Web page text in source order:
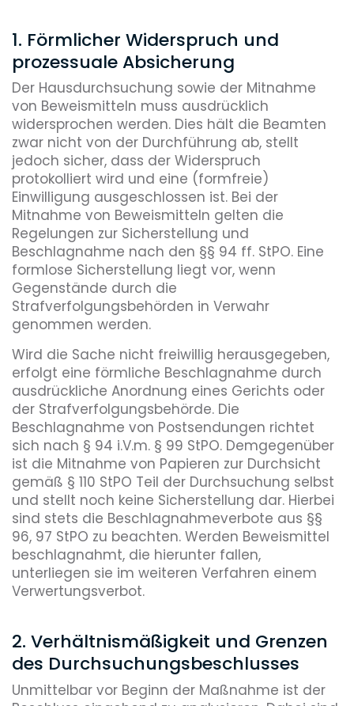
1. Förmlicher Widerspruch und
prozessuale Absicherung
Der Hausdurchsuchung sowie der Mitnahme
von Beweismitteln muss ausdrücklich
widersprochen werden. Dies hält die Beamten
zwar nicht von der Durchführung ab, stellt
jedoch sicher, dass der Widerspruch
protokolliert wird und eine (formfreie)
Einwilligung ausgeschlossen ist. Bei der
Mitnahme von Beweismitteln gelten die
Regelungen zur Sicherstellung und
Beschlagnahme nach den §§ 94 ff. StPO. Eine
formlose Sicherstellung liegt vor, wenn
Gegenstände durch die
Strafverfolgungsbehörden in Verwahr
genommen werden.
Wird die Sache nicht freiwillig herausgegeben,
erfolgt eine förmliche Beschlagnahme durch
ausdrückliche Anordnung eines Gerichts oder
der Strafverfolgungsbehörde. Die
Beschlagnahme von Postsendungen richtet
sich nach § 94 i.V.m. § 99 StPO. Demgegenüber
ist die Mitnahme von Papieren zur Durchsicht
gemäß § 110 StPO Teil der Durchsuchung selbst
und stellt noch keine Sicherstellung dar. Hierbei
sind stets die Beschlagnahmeverbote aus §§
96, 97 StPO zu beachten. Werden Beweismittel
beschlagnahmt, die hierunter fallen,
unterliegen sie im weiteren Verfahren einem
Verwertungsverbot.
2. Verhältnismäßigkeit und Grenzen
des Durchsuchungsbeschlusses
Unmittelbar vor Beginn der Maßnahme ist der